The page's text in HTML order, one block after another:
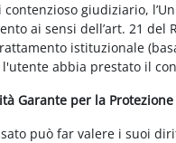
giudiziario,
ai sensi dell’art. 21 del
istituzionale
abbia prestato il
Garante per la
può far valere i suoi